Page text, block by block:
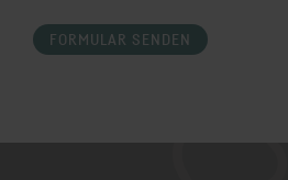
FORMULAR SENDEN